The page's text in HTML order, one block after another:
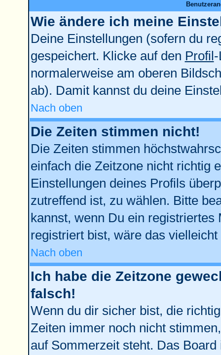
Wie ändere ich meine
Deine Einstellungen (sofern du
gespeichert. Klicke auf den Profil
normalerweise am oberen
ab). Damit kannst du deine
Nach oben
Die Zeiten stimmen nicht!
Die Zeiten stimmen
einfach die Zeitzone nicht richtig
Einstellungen deines Profils
zutreffend ist, zu wählen. Bitte
kannst, wenn Du ein
registriert bist, wäre das
Nach oben
Ich habe die Zeitzone
falsch!
Wenn du dir sicher bist, die
Zeiten immer noch nicht
auf Sommerzeit steht. Das